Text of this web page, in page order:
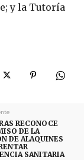
y la Tutoría
RECONOCE
DE LA
DE ALAQUINES
SANITARIA